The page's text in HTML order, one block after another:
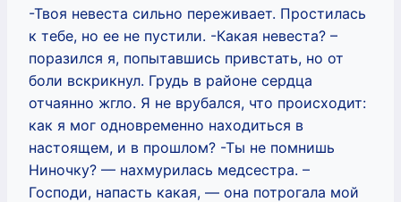
-Твоя невеста сильно переживает. Простилась
к тебе, но ее не пустили. -Какая невеста? –
поразился я, попытавшись привстать, но от
боли вскрикнул. Грудь в районе сердца
отчаянно жгло. Я не врубался, что происходит:
как я мог одновременно находиться в
настоящем, и в прошлом? -Ты не помнишь
Ниночку? — нахмурилась медсестра. –
Господи, напасть какая, — она потрогала мой